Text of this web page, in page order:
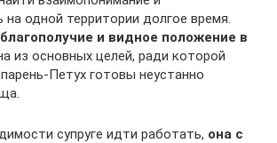
одной территории долгое время.
и видное положение в
из основных целей, ради которой
Петух готовы неустанно
супруге идти работать, она с